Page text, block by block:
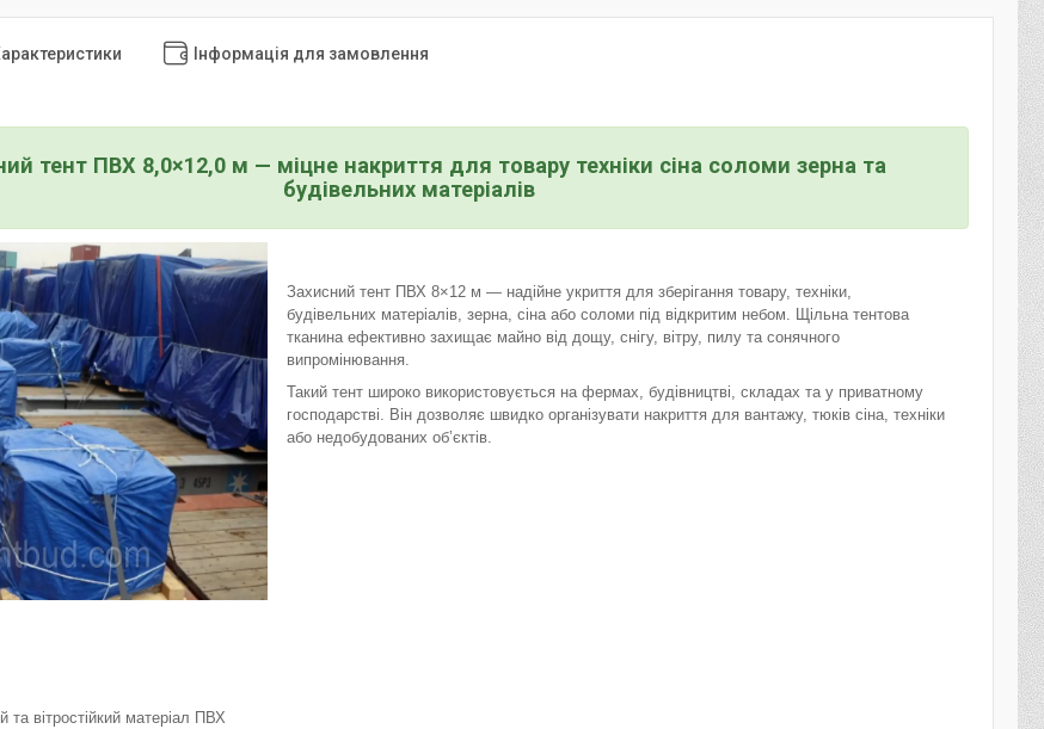
Інформація для замовлення
тент ПВХ 8,0×12,0 м — міцне накриття для товару техніки сіна соломи зерна та
будівельних матеріалів
Захисний тент ПВХ 8×12 м — надійне укриття для зберігання товару, техніки,
будівельних матеріалів, зерна, сіна або соломи під відкритим небом. Щільна тентова
тканина ефективно захищає майно від дощу, снігу, вітру, пилу та сонячного
випромінювання.
Такий тент широко використовується на фермах, будівництві, складах та у приватному
господарстві. Він дозволяє швидко організувати накриття для вантажу, тюків сіна, техніки
або недобудованих об’єктів.
та вітростійкий матеріал ПВХ